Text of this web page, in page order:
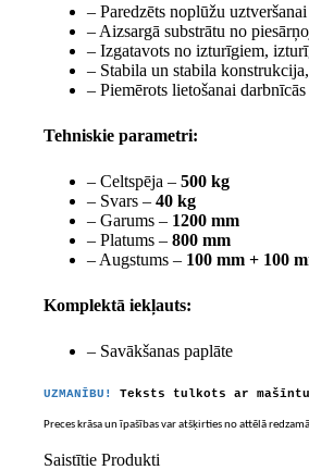
– Paredzēts noplūžu
– Aizsargā substrātu no
– Izgatavots no izturīgiem,
– Stabila un stabila konstrukcija,
– Piemērots lietošanai
Tehniskie parametri:
– Celtspēja – 500 kg
– Svars – 40 kg
– Garums – 1200 mm
– Platums – 800 mm
– Augstums – 100 mm + 100
Komplektā iekļauts:
– Savākšanas paplāte
UZMANĪBU! Teksts tulkots ar
Preces krāsa un īpašības var atšķirties no attēlā
Saistītie Produkti